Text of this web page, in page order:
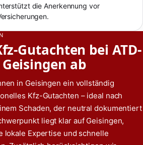
die Anerkennung vor
Gutachten bei ATD-
ab
in Geisingen ein vollständig
Kfz-Gutachten – ideal nach
Schaden, der neutral dokumentiert
liegt klar auf Geisingen,
lokale Expertise und schnelle